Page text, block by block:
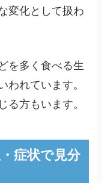
変化として扱わ
を多く食べる生
われています。
る方もいます。
症状で見分